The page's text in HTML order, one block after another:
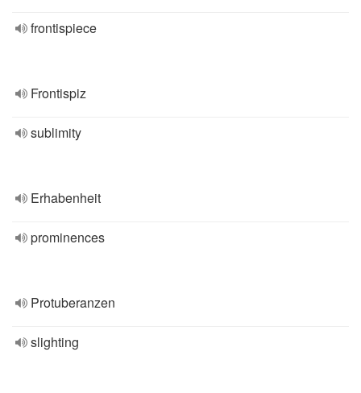
frontispiece
Frontispiz
sublimity
Erhabenheit
prominences
Protuberanzen
slighting